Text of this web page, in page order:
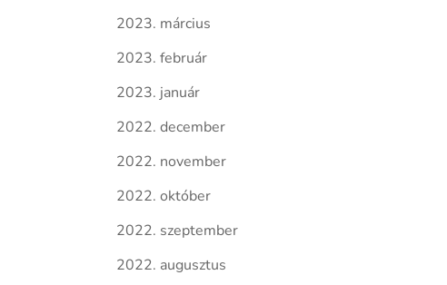
2023. március
2023. február
2023. január
2022. december
2022. november
2022. október
2022. szeptember
2022. augusztus